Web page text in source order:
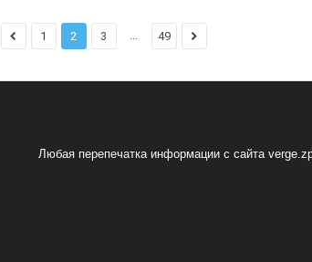
1 2 3 ... 49
Любая перепечатка информации с сайта